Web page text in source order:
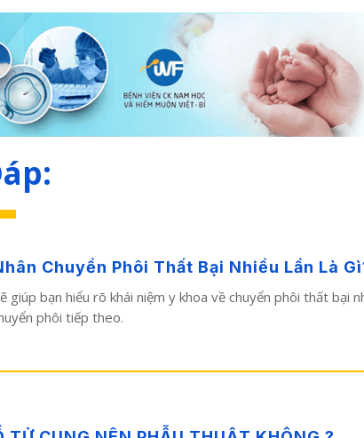
Chuyển Phôi Thất Bại Nhiều Lần Là
giúp bạn hiểu rõ khái niệm y khoa về chuyển phôi thất
phôi tiếp theo.